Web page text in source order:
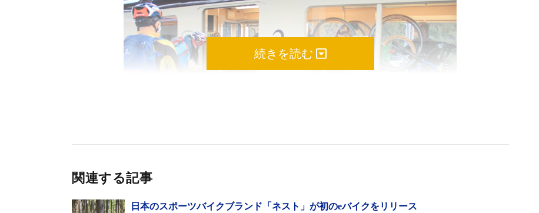
続きを読む
関連する記事
日本のスポーツバイクブランド「ネスト」が初のeバイクをリリース